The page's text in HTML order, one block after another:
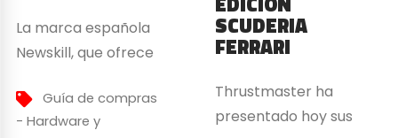
La marca española
Newskill, que ofrece
tecnología, añade a su
lista de productos la
Guía de compras
- Hardware y
SCUDERIA
FERRARI
Thrustmaster ha
presentado hoy sus